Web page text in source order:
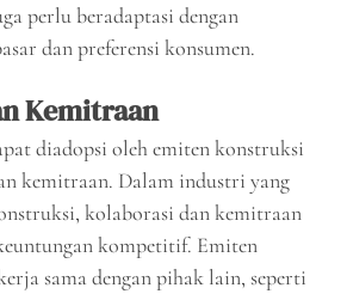
perlu beradaptasi dengan
dan preferensi konsumen.
Kemitraan
diadopsi oleh emiten konstruksi
kemitraan. Dalam industri yang
kolaborasi dan kemitraan
kompetitif. Emiten
sama dengan pihak lain, seperti